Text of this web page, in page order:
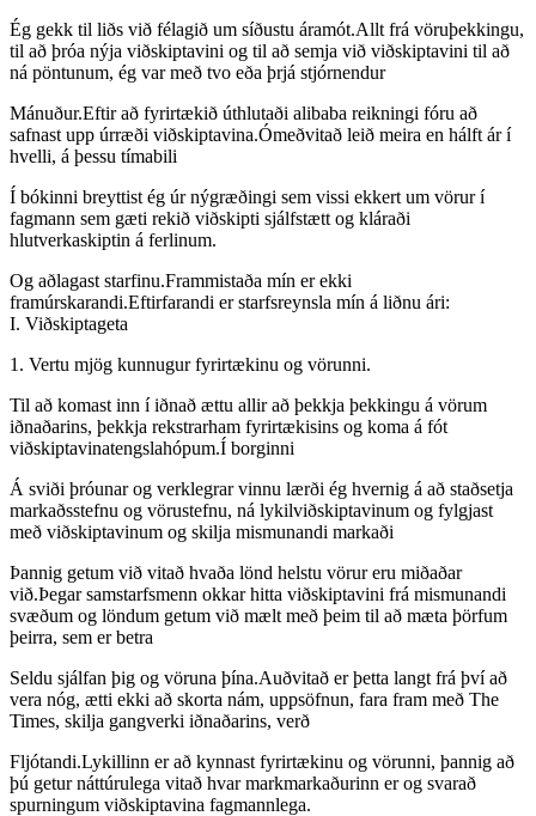
Ég gekk til liðs við félagið um síðustu áramót.Allt frá vöruþekkingu,
til að þróa nýja viðskiptavini og til að semja við viðskiptavini til að
ná pöntunum, ég var með tvo eða þrjá stjórnendur
Mánuður.Eftir að fyrirtækið úthlutaði alibaba reikningi fóru að
safnast upp úrræði viðskiptavina.Ómeðvitað leið meira en hálft ár í
hvelli, á þessu tímabili
Í bókinni breyttist ég úr nýgræðingi sem vissi ekkert um vörur í
fagmann sem gæti rekið viðskipti sjálfstætt og kláraði
hlutverkaskiptin á ferlinum.
Og aðlagast starfinu.Frammistaða mín er ekki
framúrskarandi.Eftirfarandi er starfsreynsla mín á liðnu ári:
I. Viðskiptageta
1. Vertu mjög kunnugur fyrirtækinu og vörunni.
Til að komast inn í iðnað ættu allir að þekkja þekkingu á vörum
iðnaðarins, þekkja rekstrarham fyrirtækisins og koma á fót
viðskiptavinatengslahópum.Í borginni
Á sviði þróunar og verklegrar vinnu lærði ég hvernig á að staðsetja
markaðsstefnu og vörustefnu, ná lykilviðskiptavinum og fylgjast
með viðskiptavinum og skilja mismunandi markaði
Þannig getum við vitað hvaða lönd helstu vörur eru miðaðar
við.Þegar samstarfsmenn okkar hitta viðskiptavini frá mismunandi
svæðum og löndum getum við mælt með þeim til að mæta þörfum
þeirra, sem er betra
Seldu sjálfan þig og vöruna þína.Auðvitað er þetta langt frá því að
vera nóg, ætti ekki að skorta nám, uppsöfnun, fara fram með The
Times, skilja gangverki iðnaðarins, verð
Fljótandi.Lykillinn er að kynnast fyrirtækinu og vörunni, þannig að
þú getur náttúrulega vitað hvar markmarkaðurinn er og svarað
spurningum viðskiptavina fagmannlega.